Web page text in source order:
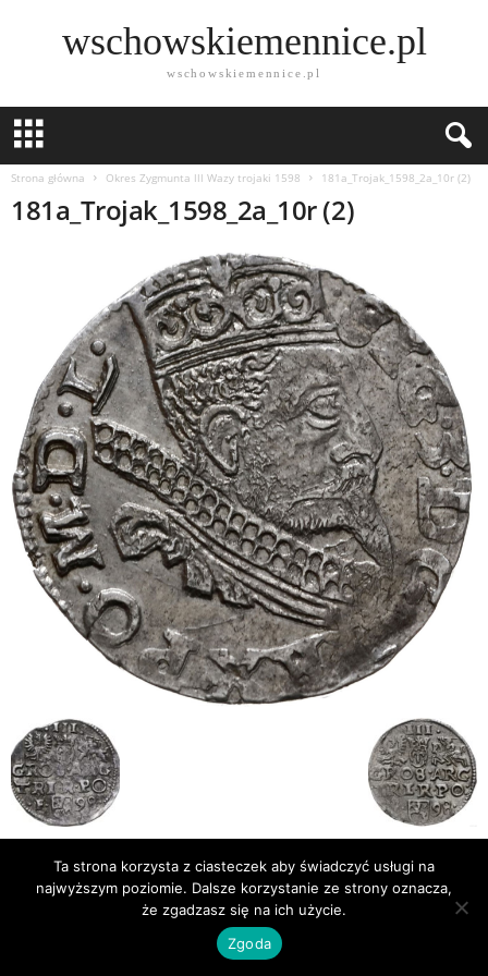
wschowskiemennice.pl
wschowskiemennice.pl
Strona główna Okres Zygmunta lll Wazy trojaki 1598 181a_Trojak_1598_2a_10r (2)
181a_Trojak_1598_2a_10r (2)
Publikacje
Bibliografia
© Newsmag WordPress Theme by TagDiv
Ta strona korzysta z ciasteczek aby świadczyć usługi na
najwyższym poziomie. Dalsze korzystanie ze strony oznacza,
że zgadzasz się na ich użycie.
Zgoda